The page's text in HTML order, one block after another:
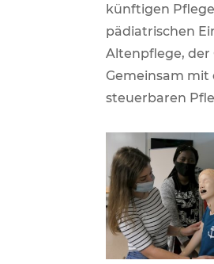
künftigen
pädiatrischen
Altenpflege, der
Gemeinsam
steuerbaren